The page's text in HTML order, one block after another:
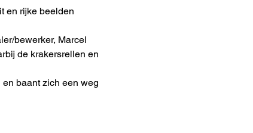
en rijke beelden
bewerker, Marcel
de krakersrellen en
baant zich een weg